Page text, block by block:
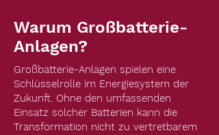
Warum Großbatterie-
Anlagen?
Großbatterie-Anlagen spielen eine
Schlüsselrolle im Energiesystem der
Zukunft. Ohne den umfassenden
Einsatz solcher Batterien kann die
Transformation nicht zu vertretbarem